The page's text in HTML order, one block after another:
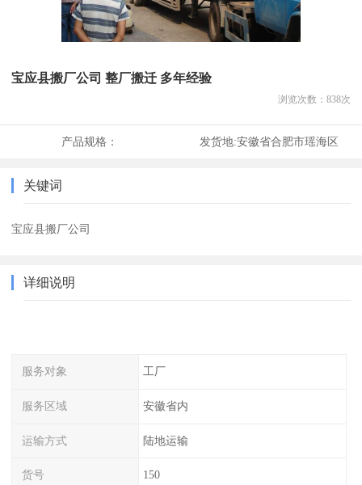
宝应县搬厂公司 整厂搬迁 多年经验
浏览次数： 838次
产品规格： 发货地:安徽省合肥市瑶海区
关键词
宝应县搬厂公司
详细说明
服务对象 工厂
服务区域 安徽省内
运输方式 陆地运输
货号 150